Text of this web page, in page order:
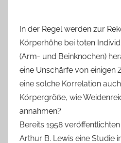
In der Regel werden zur
Körperhöhe bei toten
(Arm- und Beinknochen)
eine Unschärfe von einigen
eine solche Korrelation
Körpergröße, wie
annahmen?
Bereits 1958
Arthur B. Lewis eine Studie